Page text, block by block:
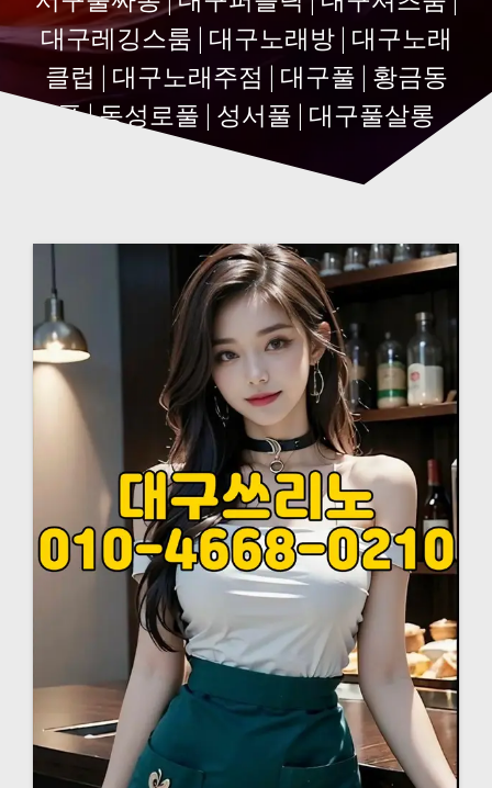
대구레깅스룸 | 대구노래방 | 대구노래
클럽 | 대구노래주점 | 대구풀 | 황금동
풀 | 동성로풀 | 성서풀 | 대구풀살롱